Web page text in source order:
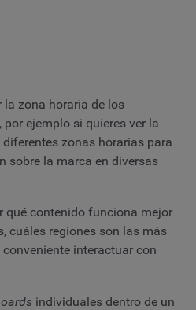
zona horaria de los
por ejemplo si quieres ver la
zonas horarias para
sobre la marca en diversas
qué contenido funciona mejor
cuáles regiones son las más
interactuar con
individuales dentro de un